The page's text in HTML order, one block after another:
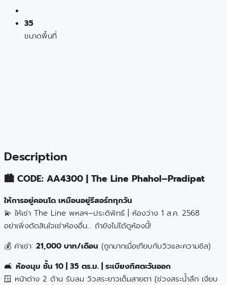
35
ขนาดพื้นที่
Description
🏙️ CODE: AA4300 | The Line Phahol–Pradipat
ให้การอยู่คอนโด เหมือนอยู่รีสอร์ททุกวัน
💫 ให้เช่า The Line พหลฯ–ประดิพัทธ์ | ห้องว่าง 1 ส.ค. 2568
อย่าเพิ่งตัดสินใจเช่าห้องอื่น… ถ้ายังไม่ได้ดูห้องนี้!
💰 ค่าเช่า: 21,000 บาท/เดือน (ถูกมากเมื่อเทียบกับวิวและความชิล)
🛋️ ห้องมุม ชั้น 10 | 35 ตร.ม. | ระเบียงทิศตะวันออก
🪟 หน้าต่าง 2 ด้าน รับลม วิวสระยาวเต็มสายตา (ช่วงสระน้ำลึก เงียบ